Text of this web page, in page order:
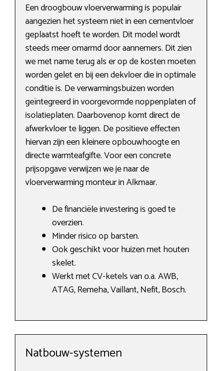
Een droogbouw vloerverwarming is populair
aangezien het systeem niet in een cementvloer
geplaatst hoeft te worden. Dit model wordt
steeds meer omarmd door aannemers. Dit zien
we met name terug als er op de kosten moeten
worden gelet en bij een dekvloer die in optimale
conditie is. De verwarmingsbuizen worden
geïntegreerd in voorgevormde noppenplaten of
isolatieplaten. Daarbovenop komt direct de
afwerkvloer te liggen. De positieve effecten
hiervan zijn een kleinere opbouwhoogte en
directe warmteafgifte. Voor een concrete
prijsopgave verwijzen we je naar de
vloerverwarming monteur in Alkmaar.
De financiële investering is goed te
overzien.
Minder risico op barsten.
Ook geschikt voor huizen met houten
skelet.
Werkt met CV-ketels van o.a. AWB,
ATAG, Remeha, Vaillant, Nefit, Bosch.
Natbouw-systemen